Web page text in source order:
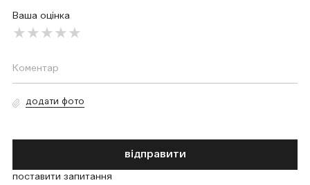
Ваша оцінка
додати фото
відправити
поставити запитання